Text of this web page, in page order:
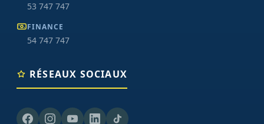
53 747 747
FINANCE
54 747 747
RÉSEAUX SOCIAUX